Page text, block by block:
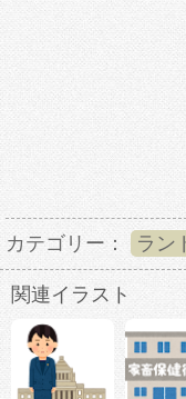
カテゴリー： ラン
関連イラスト